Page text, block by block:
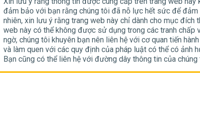
đảm bảo với bạn rằng chúng tôi đã nỗ lực hết sức để đảm
nhiên, xin lưu ý rằng trang web này chỉ dành cho mục
web này có thể không được sử dụng trong các tranh chấp
ngờ, chúng tôi khuyên bạn nên liên hệ với cơ quan tiến
và làm quen với các quy định của pháp luật có thể có ảnh
Bạn cũng có thể liên hệ với đường dây thông tin của